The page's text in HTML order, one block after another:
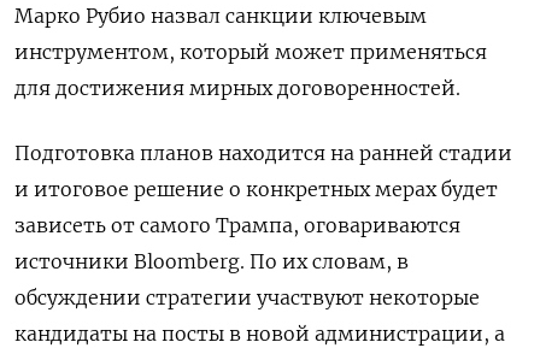
Марко Рубио назвал санкции ключевым
инструментом, который может применяться
для достижения мирных договоренностей.
Подготовка планов находится на ранней стадии
и итоговое решение о конкретных мерах будет
зависеть от самого Трампа, оговариваются
источники Bloomberg. По их словам, в
обсуждении стратегии участвуют некоторые
кандидаты на посты в новой администрации, а